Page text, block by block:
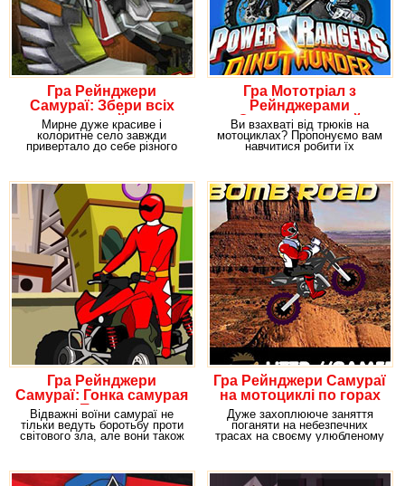
Гра Рейнджери
Самураї: Збери всіх
людей
Мирне дуже красиве і
колоритне село завжди
привертало до себе різного
Гра Мототріал з
Рейнджерами
Самураями: грай
безкоштовно онлайн!
Ви взахваті від трюків на
мотоциклах? Пропонуємо вам
навчитися робити їх
Гра Рейнджери
Самураї: Гонка самурая
Пауер
Відважні воїни самураї не
тільки ведуть боротьбу проти
світового зла, але вони також
Гра Рейнджери Самураї
на мотоциклі по горах
Дуже захоплююче заняття
поганяти на небезпечних
трасах на своєму улюбленому